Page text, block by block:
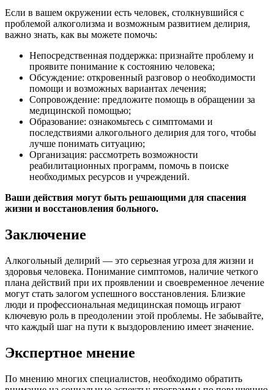
Если в вашем окружении есть человек, столкнувшийся с
проблемой алкоголизма и возможным развитием делирия,
важно знать, как вы можете помочь:
Непосредственная поддержка: признайте проблему и
проявите понимание к состоянию человека;
Обсуждение: откровенный разговор о необходимости
помощи и возможных вариантах лечения;
Сопровождение: предложите помощь в обращении за
медицинской помощью;
Образование: ознакомьтесь с симптомами и
последствиями алкогольного делирия для того, чтобы
лучше понимать ситуацию;
Организация: рассмотреть возможности
реабилитационных программ, помочь в поиске
необходимых ресурсов и учреждений.
Ваши действия могут быть решающими для спасения
жизни и восстановления больного.
Заключение
Алкогольный делирий — это серьезная угроза для жизни и
здоровья человека. Понимание симптомов, наличие четкого
плана действий при их проявлении и своевременное лечение
могут стать залогом успешного восстановления. Близкие
люди и профессиональная медицинская помощь играют
ключевую роль в преодолении этой проблемы. Не забывайте,
что каждый шаг на пути к выздоровлению имеет значение.
Экспертное мнение
По мнению многих специалистов, необходимо обратить